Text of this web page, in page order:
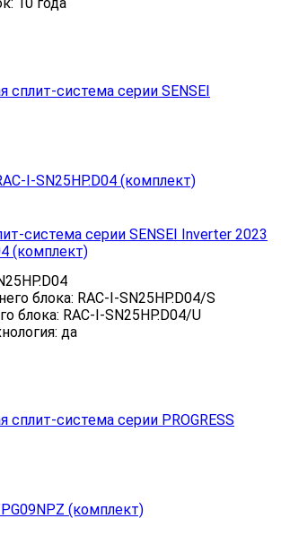
система серии SENSEI Inverter 2023
(комплект)
блока: RAC-I-SN25HP.D04/S
блока: RAC-I-SN25HP.D04/U
да